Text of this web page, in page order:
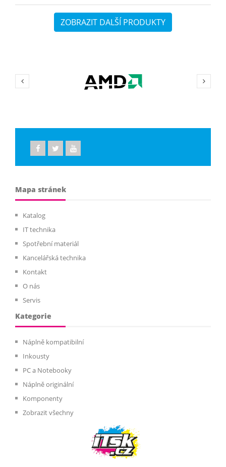
ZOBRAZIT DALŠÍ PRODUKTY
Mapa stránek
Katalog
IT technika
Spotřební materiál
Kancelářská technika
Kontakt
O nás
Servis
Kategorie
Náplně kompatibilní
Inkousty
PC a Notebooky
Náplně originální
Komponenty
Zobrazit všechny